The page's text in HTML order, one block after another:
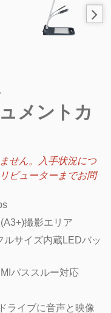
メントカ
せん。入手状況につ
ビューターまでお問
撮影エリア
サイズ内蔵LEDバッ
パススルー対応
ライブに音声と映像